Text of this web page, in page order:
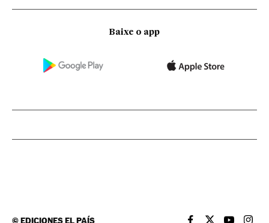
Baixe o app
©EDICIONES EL PAÍS